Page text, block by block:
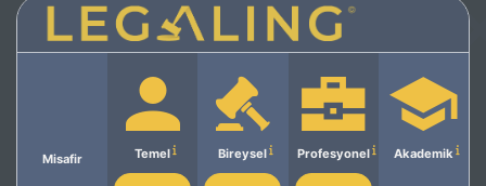
Misafir Temel Bireysel Profesyonel Akademik